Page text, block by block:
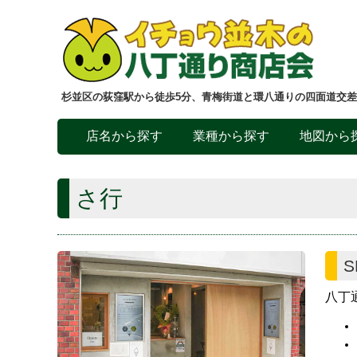
杉並区の荻窪駅から徒歩5分、青梅街道と環八通りの四面道交
店名から探す 業種から探す 地図から
さ行
八丁